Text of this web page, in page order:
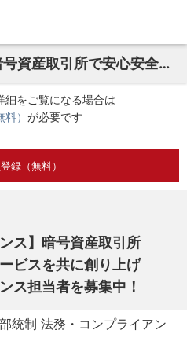
【コンプライアンス】暗号資産取引所で安心安全なサービスを共に創り上げるコンプライアンス担当者を募集中！
細をご覧になる場合は
） が必要です
録（無料）
ス】暗号資産取引所
ビスを共に創り上げ
ス担当者を募集中！
統制 法務・コンプライアン